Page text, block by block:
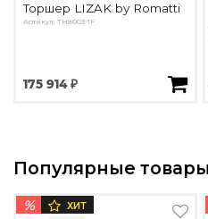
Торшер LIZAK by Romatti
Артикул: TH8003-1F
175 914 ₽
Популярные товары
% ХИТ